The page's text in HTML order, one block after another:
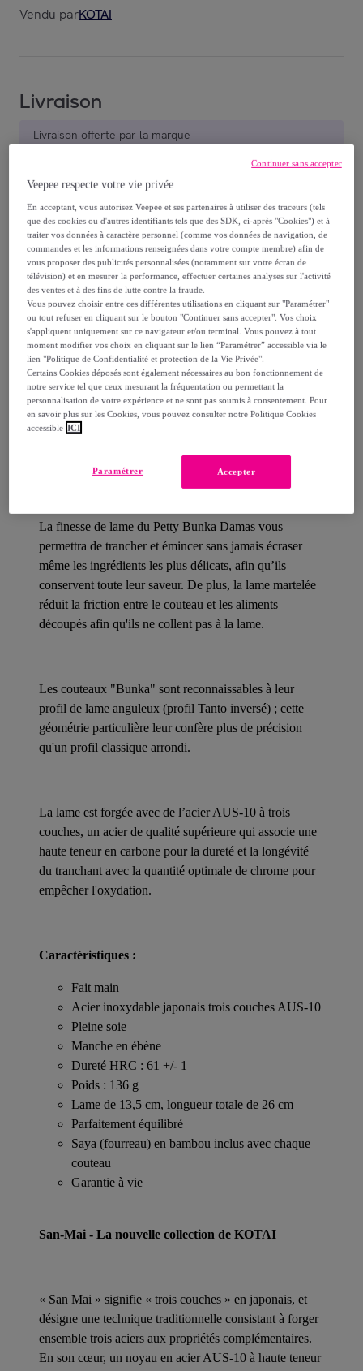
Vendu parKOTAI
Livraison
Livraison offerte par la marque
Livraison estimée: entre le
Comment ça marche ?
Détails sur votre produit
Le Petty est un couteau universel très utilisé en cuisine ;
plus maniable et léger qu'un Kiritsuke ou un Gyuto ais
La finesse de lame du Petty Bunka Damas vous
permettra de trancher et émincer sans jamais écraser
même les ingrédients les plus délicats, afin qu’ils
conservent toute leur saveur. De plus, la lame martelée
réduit la friction entre le couteau et les aliments
découpés afin qu'ils ne collent pas à la lame.
Les couteaux "Bunka" sont reconnaissables à leur
profil de lame anguleux (profil Tanto inversé) ; cette
géométrie particulière leur confère plus de précision
qu'un profil classique arrondi.
La lame est forgée avec de l’acier AUS-10 à trois
couches, un acier de qualité supérieure qui associe une
haute teneur en carbone pour la dureté et la longévité
du tranchant avec la quantité optimale de chrome pour
empêcher l'oxydation.
Caractéristiques :
Fait main
Acier inoxydable japonais trois couches AUS-10
Pleine soie
Manche en ébène
Dureté HRC : 61 +/- 1
Poids : 136 g
Lame de 13,5 cm, longueur totale de 26 cm
Parfaitement équilibré
Saya (fourreau) en bambou inclus avec chaque
couteau
Garantie à vie
San-Mai - La nouvelle collection de KOTAI
« San Mai » signifie « trois couches » en japonais, et
désigne une technique traditionnelle consistant à forger
ensemble trois aciers aux propriétés complémentaires.
En son cœur, un noyau en acier AUS-10 à haute teneur
Veepee respecte votre vie privée
En acceptant, vous autorisez Veepee et ses partenaires à utiliser des traceurs (tels
que des cookies ou d'autres identifiants tels que des SDK, ci-après "Cookies") et à
traiter vos données à caractère personnel (comme vos données de navigation, de
commandes et les informations renseignées dans votre compte membre) afin de
vous proposer des publicités personnalisées (notamment sur votre écran de
télévision) et en mesurer la performance, effectuer certaines analyses sur l'activité
des ventes et à des fins de lutte contre la fraude.
Vous pouvez choisir entre ces différentes utilisations en cliquant sur "Paramétrer"
ou tout refuser en cliquant sur le bouton "Continuer sans accepter". Vos choix
s'appliquent uniquement sur ce navigateur et/ou terminal. Vous pouvez à tout
moment modifier vos choix en cliquant sur le lien “Paramétrer” accessible via le
lien "Politique de Confidentialité et protection de la Vie Privée".
Certains Cookies déposés sont également nécessaires au bon fonctionnement de
notre service tel que ceux mesurant la fréquentation ou permettant la
personnalisation de votre expérience et ne sont pas soumis à consentement. Pour
en savoir plus sur les Cookies, vous pouvez consulter notre Politique Cookies
accessible ICI
Accepter
Paramétrer
Continuer sans accepter